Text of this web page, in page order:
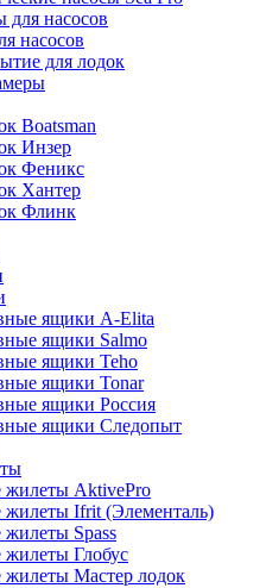
для насосов
насосов
для лодок
Boatsman
Инзер
Феникс
Хантер
Флинк
ящики A-Elita
ящики Salmo
ящики Teho
ящики Tonar
ящики Россия
ящики Следопыт
жилеты AktivePro
жилеты Ifrit (Элементаль)
жилеты Spass
жилеты Глобус
жилеты Мастер лодок